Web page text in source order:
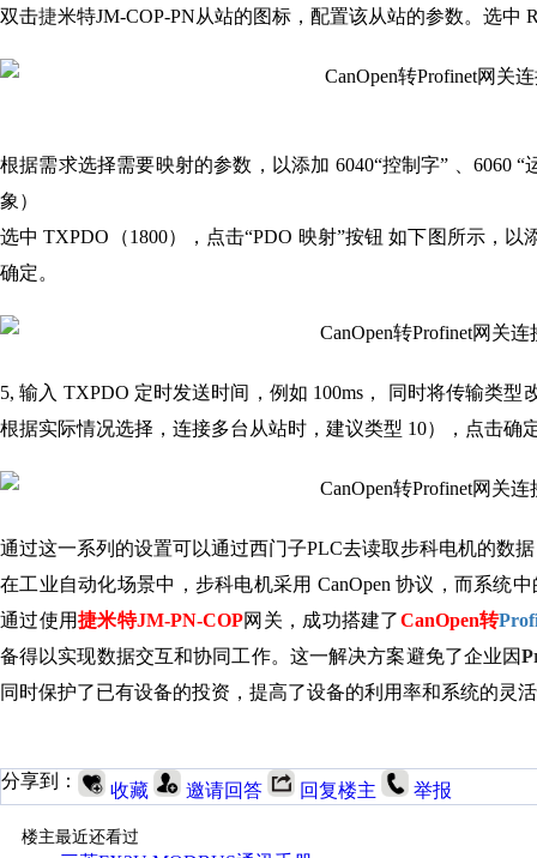
双击捷米特JM-COP-PN从站的图标，配置该从站的参数。选中
根据需求选择需要映射的参数，以添加 6040“控制字” 、6060
象）
选中 TXPDO（1800），点击“PDO 映射”按钮 如下图所示，
确定。
5, 输入 TXPDO 定时发送时间，例如 100ms， 同时将传输类型
根据实际情况选择，连接多台从站时，建议类型 10），点击确
通过这一系列的设置可以通过西门子PLC去读取步科电机的数
在工业自动化场景中，步科电机采用 CanOpen 协议，而系统
通过使用捷米特JM-PN-COP网关，成功搭建了CanOpen转
备得以实现数据交互和协同工作。这一解决方案避免了企业因
同时保护了已有设备的投资，提高了设备的利用率和系统的灵
分享到： 收藏 邀请回答 回复楼主 举报
楼主最近还看过